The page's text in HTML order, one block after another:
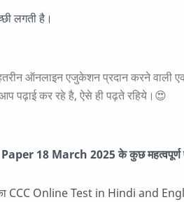
लगती है।
ऑनलाइन एजुकेशन प्रदान करने वाली
पढ़ाई कर रहे है, ऐसे ही पढ़ते रहिये।😍
18 March 2025 के कुछ महत्वपूर्ण
CCC Online Test in Hindi and